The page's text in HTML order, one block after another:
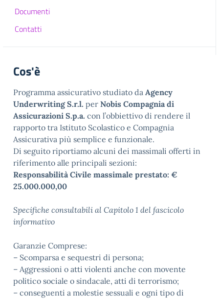
Documenti
Contatti
Cos'è
Programma assicurativo studiato da Agency
Underwriting S.r.l. per Nobis Compagnia di
Assicurazioni S.p.a. con l’obbiettivo di rendere il
rapporto tra Istituto Scolastico e Compagnia
Assicurativa più semplice e funzionale.
Di seguito riportiamo alcuni dei massimali offerti in
riferimento alle principali sezioni:
Responsabilità Civile massimale prestato: €
25.000.000,00
Specifiche consultabili al Capitolo 1 del fascicolo
informativo
Garanzie Comprese:
– Scomparsa e sequestri di persona;
– Aggressioni o atti violenti anche con movente
politico sociale o sindacale, atti di terrorismo;
– conseguenti a molestie sessuali e ogni tipo di